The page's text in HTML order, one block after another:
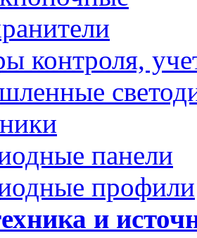
контроля,
панели
профили
и